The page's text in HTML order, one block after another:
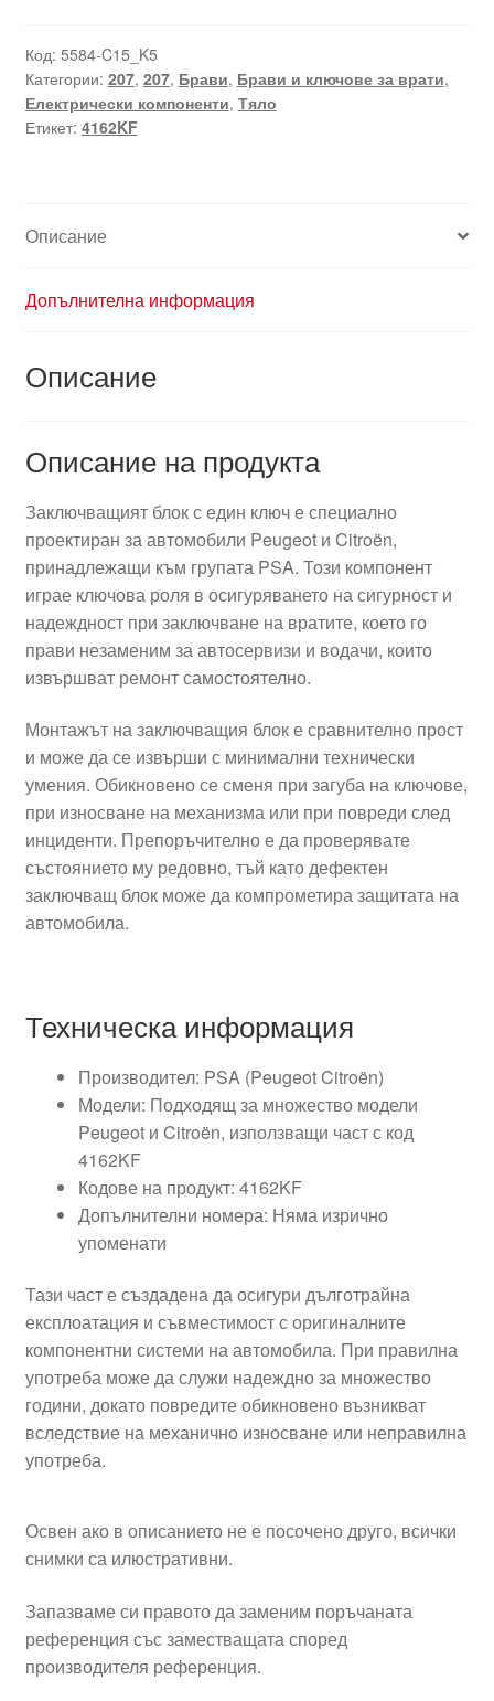
Код: 5584-C15_K5
Категории: 207, 207, Брави, Брави и ключове за врати,
Електрически компоненти, Тяло
Етикет: 4162KF
Описание
Допълнителна информация
Описание
Описание на продукта
Заключващият блок с един ключ е специално
проектиран за автомобили Peugeot и Citroën,
принадлежащи към групата PSA. Този компонент
играе ключова роля в осигуряването на сигурност и
надеждност при заключване на вратите, което го
прави незаменим за автосервизи и водачи, които
извършват ремонт самостоятелно.
Монтажът на заключващия блок е сравнително прост
и може да се извърши с минимални технически
умения. Обикновено се сменя при загуба на ключове,
при износване на механизма или при повреди след
инциденти. Препоръчително е да проверявате
състоянието му редовно, тъй като дефектен
заключващ блок може да компрометира защитата на
автомобила.
Техническа информация
Производител: PSA (Peugeot Citroën)
Модели: Подходящ за множество модели
Peugeot и Citroën, използващи част с код
4162KF
Кодове на продукт: 4162KF
Допълнителни номера: Няма изрично
упоменати
Тази част е създадена да осигури дълготрайна
експлоатация и съвместимост с оригиналните
компонентни системи на автомобила. При правилна
употреба може да служи надеждно за множество
години, докато повредите обикновено възникват
вследствие на механично износване или неправилна
употреба.
Освен ако в описанието не е посочено друго, всички
снимки са илюстративни.
Запазваме си правото да заменим поръчаната
референция със заместващата според
производителя референция.